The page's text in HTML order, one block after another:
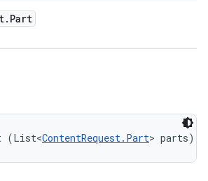
. Part
(List<ContentRequest.Part> parts)